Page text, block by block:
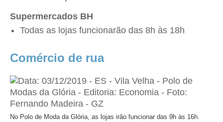
Supermercados BH
Todas as lojas funcionarão das 8h às 18h
Comércio de rua
No Polo de Moda da Glória, as lojas irão funcionar das 9h às 16h.